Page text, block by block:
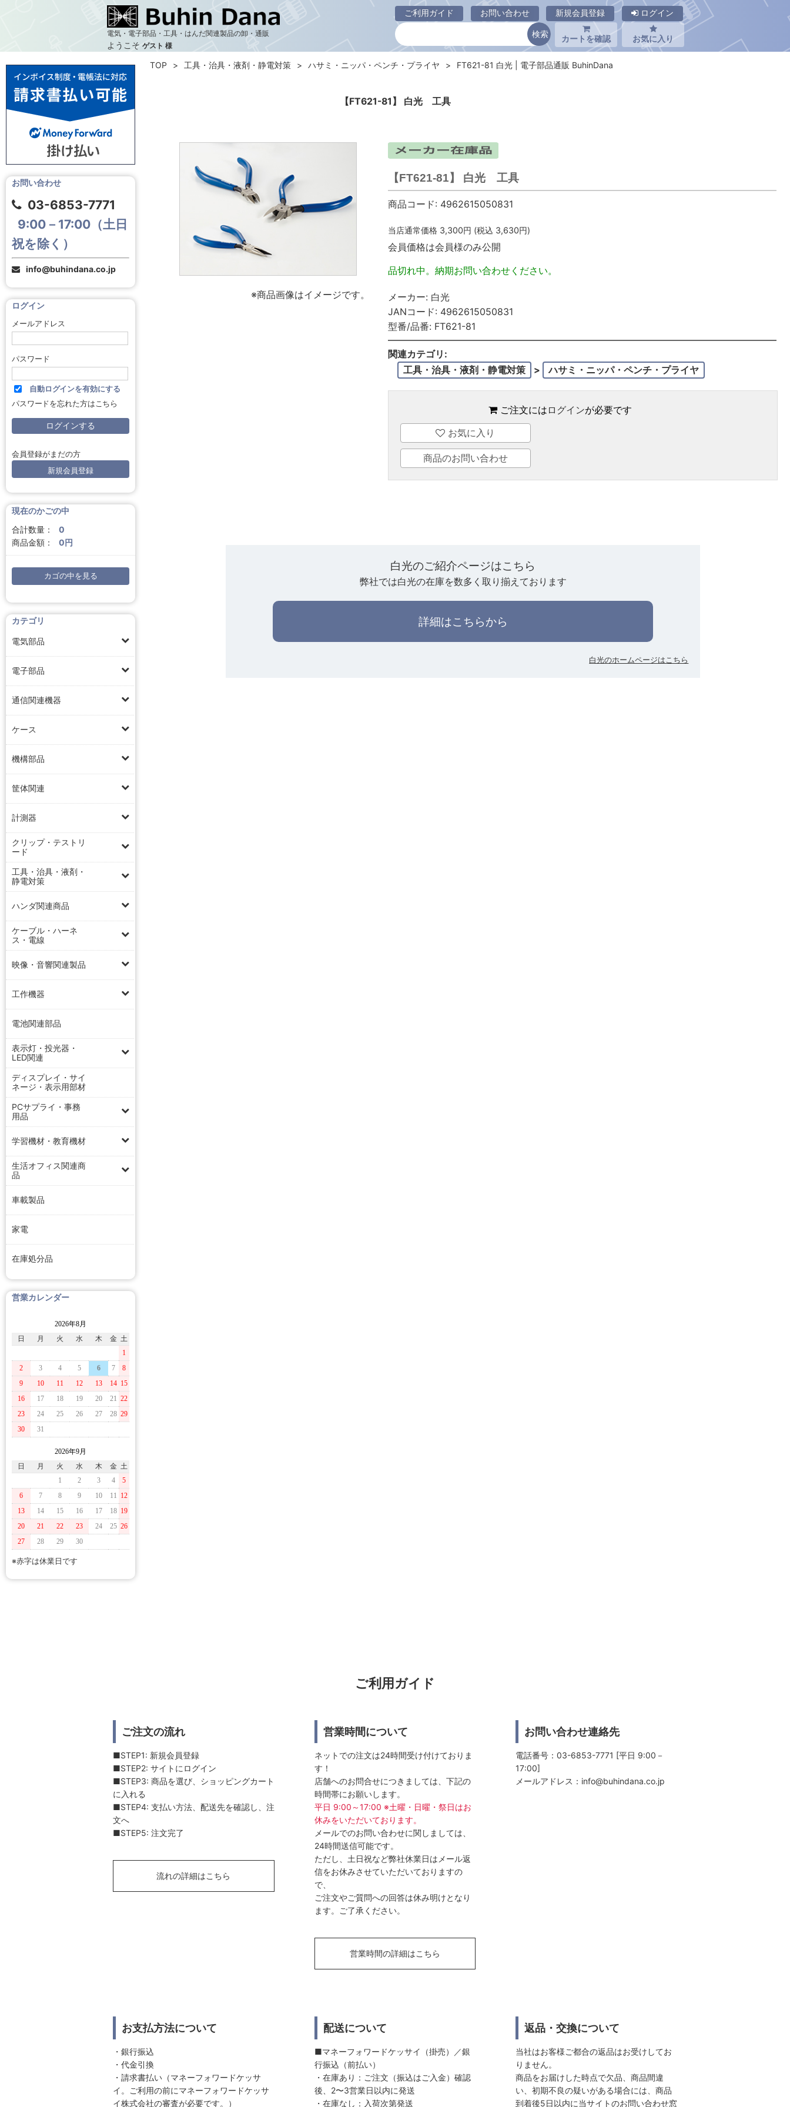
電気・電子部品・工具・はんだ関連製品の卸・通販
ようこそ ゲスト 様
ご利用ガイド お問い合わせ 新規会員登録 ログイン
カートを確認 お気に入り
【FT621-81】 白光 工具
お問い合わせ
03-6853-7771
9:00－17:00（土日
祝を除く）
info@buhindana.co.jp
ログイン
メールアドレス
パスワード
自動ログインを有効にする
パスワードを忘れた方はこちら
会員登録がまだの方
新規会員登録
現在のかごの中
合計数量：
0
商品金額：
0円
カゴの中を見る
カテゴリ
電気部品
電子部品
通信関連機器
ケース
機構部品
筐体関連
計測器
クリップ・テストリ
ード
工具・治具・液剤・
静電対策
ハンダ関連商品
ケーブル・ハーネ
ス・電線
映像・音響関連製品
工作機器
電池関連部品
表示灯・投光器・
LED関連
ディスプレイ・サイ
ネージ・表示用部材
PCサプライ・事務
用品
学習機材・教育機材
生活オフィス関連商
品
車載製品
家電
在庫処分品
営業カレンダー
2026年8月
日
月 火 水 木 金 土
1
2
3 4 5 6 7
8
9
10 11 12 13 14 15
16
17 18 19 20 21 22
23
24 25 26 27 28 29
30
31
2026年9月
日
月 火 水 木 金 土
1
2 3 4
5
6
7 8 9 10 11 12
13
14 15 16 17 18 19
20
21 22 23 24 25 26
27
28 29 30
※赤字は休業日です
TOP 工具・治具・液剤・静電対策 ハサミ・ニッパ・ペンチ・プライヤ FT621-81 白光 | 電子部品通販 BuhinDana
※商品画像はイメージです。
【FT621-81】 白光 工具
商品コード: 4962615050831
当店通常価格 3,300円 (税込 3,630円)
会員価格は会員様のみ公開
品切れ中。納期お問い合わせください。
メーカー: 白光
JANコード: 4962615050831
型番/品番: FT621-81
関連カテゴリ:
工具・治具・液剤・静電対策
> ハサミ・ニッパ・ペンチ・プライヤ
ご注文には ログインが必要です
お気に入り
商品のお問い合わせ
白光のご紹介ページはこちら
弊社では白光の在庫を数多く取り揃えております
詳細はこちらから
白光のホームページはこちら
ご利用ガイド
ご注文の流れ
■STEP1: 新規会員登録
■STEP2: サイトにログイン
■STEP3: 商品を選び、ショッピングカート
に入れる
■STEP4: 支払い方法、配送先を確認し、注
文へ
■STEP5: 注文完了
流れの詳細はこちら
営業時間について
ネットでの注文は24時間受け付けておりま
す！
店舗へのお問合せにつきましては、下記の
時間帯にお願いします。
平日 9:00～17:00 ※土曜・日曜・祭日はお
休みをいただいております。
メールでのお問い合わせに関しましては、
24時間送信可能です。
ただし、土日祝など弊社休業日はメール返
信をお休みさせていただいておりますの
で、
ご注文やご質問への回答は休み明けとなり
ます。ご了承ください。
営業時間の詳細はこちら
お問い合わせ連絡先
電話番号：03-6853-7771 [平日 9:00－
17:00]
メールアドレス： info@buhindana.co.jp
お支払方法について
・銀行振込
・代金引換
・請求書払い（マネーフォワードケッサ
イ。ご利用の前にマネーフォワードケッサ
イ株式会社の審査が必要です。）
配送について
■マネーフォワードケッサイ（掛売）／銀
行振込（前払い）
・在庫あり：ご注文（振込はご入金）確認
後、2〜3営業日以内に発送
・在庫なし：入荷次第発送
返品・交換について
当社はお客様ご都合の返品はお受けしてお
りません。
商品をお届けした時点で欠品、商品間違
い、初期不良の疑いがある場合には、商品
到着後5日以内に当サイトのお問い合わせ窓